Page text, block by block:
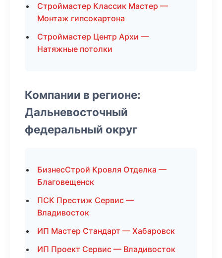
Строймастер Классик Мастер —
Монтаж гипсокартона
Строймастер Центр Архи —
Натяжные потолки
Компании в регионе:
Дальневосточный
федеральный округ
БизнесСтрой Кровля Отделка —
Благовещенск
ПСК Престиж Сервис —
Владивосток
ИП Мастер Стандарт — Хабаровск
ИП Проект Сервис — Владивосток